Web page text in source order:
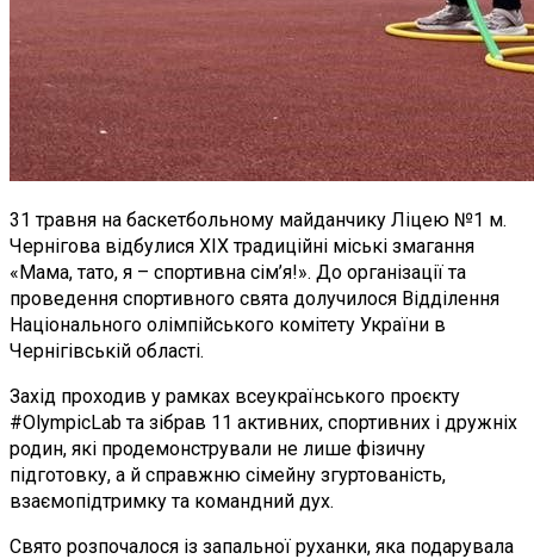
31 травня на баскетбольному майданчику Ліцею №1 м.
Чернігова відбулися XIX традиційні міські змагання
«Мама, тато, я – спортивна сім’я!». До організації та
проведення спортивного свята долучилося Відділення
Національного олімпійського комітету України в
Чернігівській області.
Захід проходив у рамках всеукраїнського проєкту
#OlympicLab та зібрав 11 активних, спортивних і дружніх
родин, які продемонстрували не лише фізичну
підготовку, а й справжню сімейну згуртованість,
взаємопідтримку та командний дух.
Свято розпочалося із запальної руханки, яка подарувала